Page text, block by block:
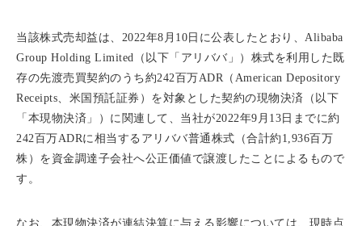
当該株式売却益は、2022年8月10日に公表したとおり、Alibaba
Group Holding Limited（以下「アリババ」）株式を利用した既
存の先渡売買契約のうち約242百万ADR（American Depository
Receipts、米国預託証券）を対象とした契約の現物決済（以下
「本現物決済」）に関連して、当社が2022年9月13日までに約
242百万ADRに相当するアリババ普通株式（合計約1,936百万
株）を資金調達子会社へ公正価値で譲渡したことによるもので
す。
なお、本現物決済が連結決算に与える影響については、現時点